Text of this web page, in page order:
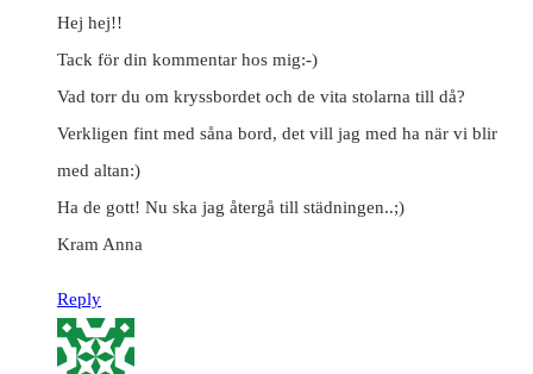
Hej hej!!
Tack för din kommentar hos mig:-)
Vad torr du om kryssbordet och de vita stolarna till då?
Verkligen fint med såna bord, det vill jag med ha när vi blir
med altan:)
Ha de gott! Nu ska jag återgå till städningen..;)
Kram Anna
Reply